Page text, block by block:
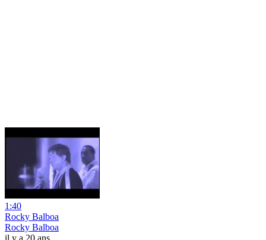
1:40
Rocky Balboa
Rocky Balboa